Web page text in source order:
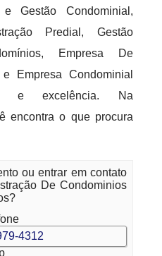
Gestão Condominial,
Predial, Gestão
Empresa De
Empresa Condominial
e excelência. Na
encontra o que procura
ou entrar em contato
De Condominios
4312